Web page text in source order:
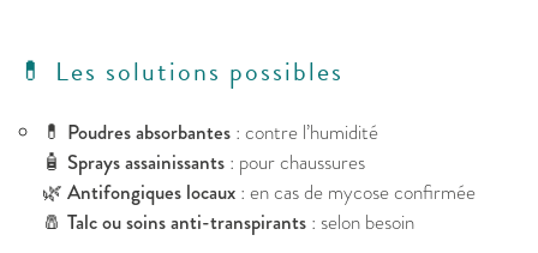
💊 Les solutions possibles
💊 Poudres absorbantes : contre l’humidité
🧴 Sprays assainissants : pour chaussures
🌿 Antifongiques locaux : en cas de mycose confirmée
🧂 Talc ou soins anti-transpirants : selon besoin